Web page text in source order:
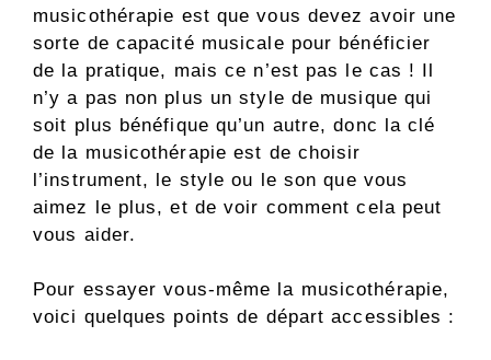
musicothérapie est que vous devez avoir une
sorte de capacité musicale pour bénéficier
de la pratique, mais ce n’est pas le cas ! Il
n’y a pas non plus un style de musique qui
soit plus bénéfique qu’un autre, donc la clé
de la musicothérapie est de choisir
l’instrument, le style ou le son que vous
aimez le plus, et de voir comment cela peut
vous aider.
Pour essayer vous-même la musicothérapie,
voici quelques points de départ accessibles :